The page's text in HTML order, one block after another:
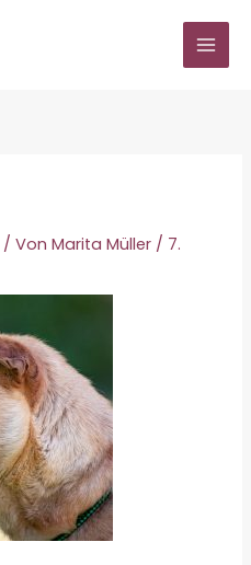
/ VonMarita Müller / 7.